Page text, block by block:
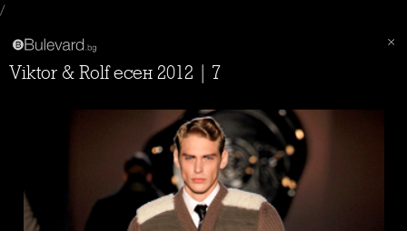
/
Viktor & Rolf есен 2012 | 7